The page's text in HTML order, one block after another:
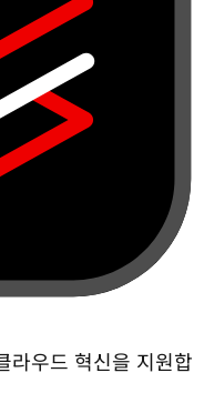
라우드 혁신을 지원합